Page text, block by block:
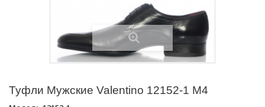
Туфли Мужские Valentino 12152-1 M4